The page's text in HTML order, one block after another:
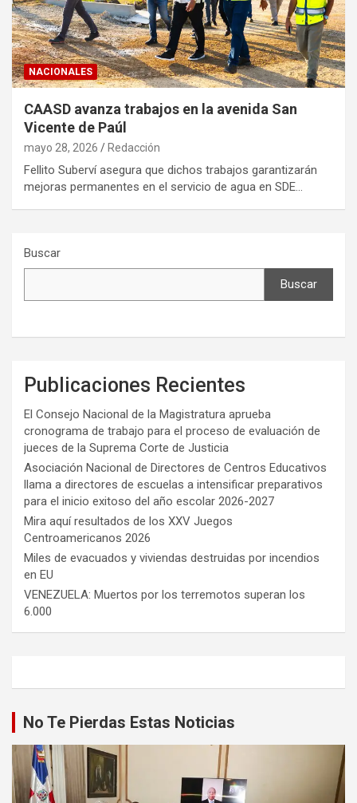
NACIONALES
CAASD avanza trabajos en la avenida San
Vicente de Paúl
mayo 28, 2026 Redacción
Fellito Suberví asegura que dichos trabajos garantizarán
mejoras permanentes en el servicio de agua en SDE…
Buscar
Buscar
Publicaciones Recientes
El Consejo Nacional de la Magistratura aprueba
cronograma de trabajo para el proceso de evaluación de
jueces de la Suprema Corte de Justicia
Asociación Nacional de Directores de Centros Educativos
llama a directores de escuelas a intensificar preparativos
para el inicio exitoso del año escolar 2026-2027
Mira aquí resultados de los XXV Juegos
Centroamericanos 2026
Miles de evacuados y viviendas destruidas por incendios
en EU
VENEZUELA: Muertos por los terremotos superan los
6.000
No Te Pierdas Estas Noticias